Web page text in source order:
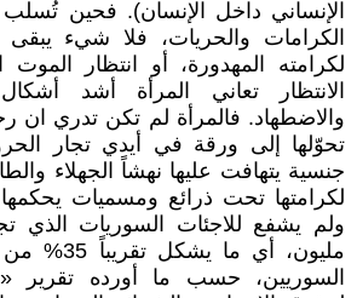
الإنساني داخل الإنسان). فحين
الكرامات والحريات، فلا شيء يبقى
لكرامته المهدورة، أو انتظار الموت
الانتظار تعاني المرأة أشد
والاضطهاد. فالمرأة لم تكن تدري ان
تحوّلها إلى ورقة في أيدي تجار
جنسية يتهافت عليها نهشاً الجهلاء
لكرامتها تحت ذرائع ومسميات يحكمها
مليون، أي ما
السوريين، حسب ما أورده تقرير